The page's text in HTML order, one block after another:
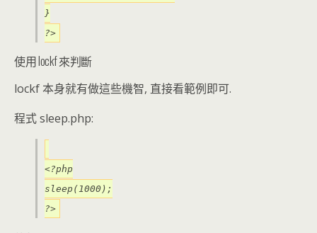
}
?>
使用 lockf 來判斷
lockf 本身就有做這些機智, 直接看範例即可.
程式 sleep.php:
<?php
sleep(1000);
?>